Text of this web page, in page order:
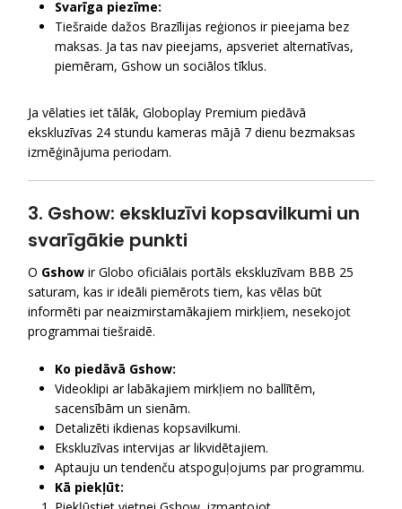
Svarīga piezīme:
Tiešraide dažos Brazīlijas reģionos ir pieejama bez
maksas. Ja tas nav pieejams, apsveriet alternatīvas,
piemēram, Gshow un sociālos tīklus.
Ja vēlaties iet tālāk, Globoplay Premium piedāvā
ekskluzīvas 24 stundu kameras mājā 7 dienu bezmaksas
izmēģinājuma periodam.
3. Gshow: ekskluzīvi kopsavilkumi un
svarīgākie punkti
O Gshow ir Globo oficiālais portāls ekskluzīvam BBB 25
saturam, kas ir ideāli piemērots tiem, kas vēlas būt
informēti par neaizmirstamākajiem mirkļiem, nesekojot
programmai tiešraidē.
Ko piedāvā Gshow:
Videoklipi ar labākajiem mirkļiem no ballītēm,
sacensībām un sienām.
Detalizēti ikdienas kopsavilkumi.
Ekskluzīvas intervijas ar likvidētajiem.
Aptauju un tendenču atspoguļojums par programmu.
Kā piekļūt: